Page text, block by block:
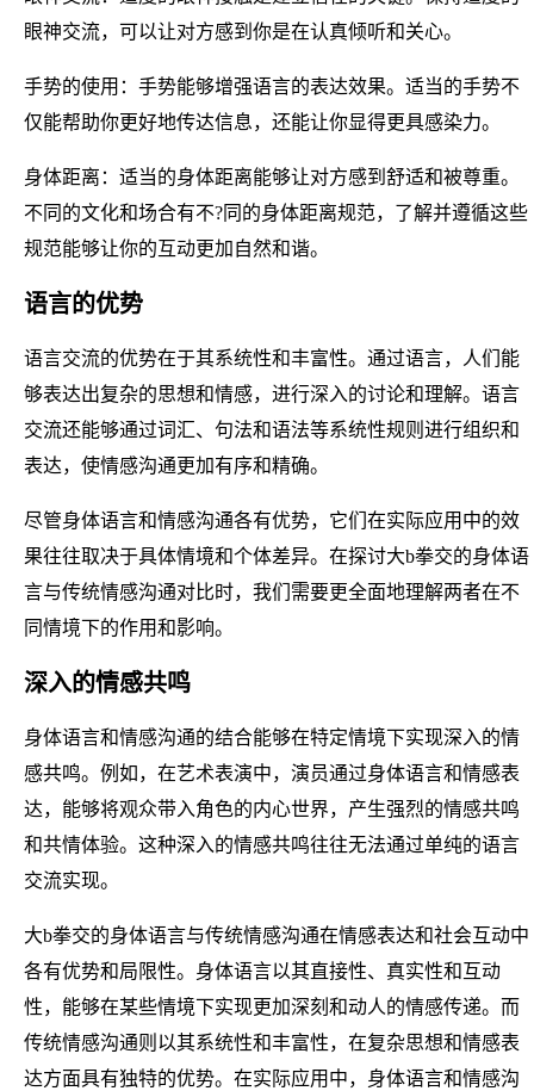
眼神交流，可以让对方感到你是在认真倾听和关心。
手势的使用：手势能够增强语言的表达效果。适当的手势不
仅能帮助你更好地传达信息，还能让你显得更具感染力。
身体距离：适当的身体距离能够让对方感到舒适和被尊重。
不同的文化和场合有不?同的身体距离规范，了解并遵循这些
规范能够让你的互动更加自然和谐。
语言的优势
语言交流的优势在于其系统性和丰富性。通过语言，人们能
够表达出复杂的思想和情感，进行深入的讨论和理解。语言
交流还能够通过词汇、句法和语法等系统性规则进行组织和
表达，使情感沟通更加有序和精确。
尽管身体语言和情感沟通各有优势，它们在实际应用中的效
果往往取决于具体情境和个体差异。在探讨大b拳交的身体语
言与传统情感沟通对比时，我们需要更全面地理解两者在不
同情境下的作用和影响。
深入的情感共鸣
身体语言和情感沟通的结合能够在特定情境下实现深入的情
感共鸣。例如，在艺术表演中，演员通过身体语言和情感表
达，能够将观众带入角色的内心世界，产生强烈的情感共鸣
和共情体验。这种深入的情感共鸣往往无法通过单纯的语言
交流实现。
大b拳交的身体语言与传统情感沟通在情感表达和社会互动中
各有优势和局限性。身体语言以其直接性、真实性和互动
性，能够在某些情境下实现更加深刻和动人的情感传递。而
传统情感沟通则以其系统性和丰富性，在复杂思想和情感表
达方面具有独特的优势。在实际应用中，身体语言和情感沟